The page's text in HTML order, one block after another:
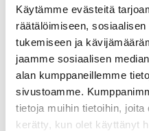
Käytämme evästeitä
räätälöimiseen,
tukemiseen ja
jaamme sosiaalisen
alan kumppaneillemme
sivustoamme.
tietoja muihin tietoihin,
kerätty, kun olet käyttänyt
Juha Kukkonen
0400 481 286
Yksikkö
Kirjasto, Rautalammin